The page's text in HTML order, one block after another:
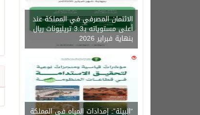
الائتمان المصرفي في المملكة عند
أعلى مستوياته بـ3.3 تريليونات ريال
بنهاية فبراير 2026
1450
“البيئة”: إمدادات المياه في المملكة